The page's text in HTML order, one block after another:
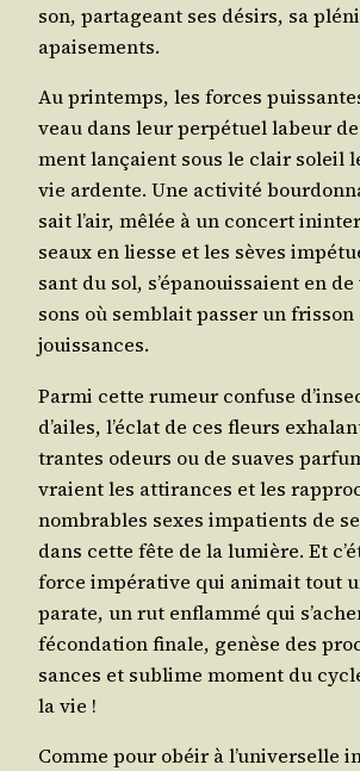
son, par­ta­geant ses dési­rs, sa
apaisements.
Au prin­temps, les forces
veau dans leur per­pé­tuel labeur
ment lan­çaient sous le clair soleil
vie ardente. Une acti­vi­té
sait l’air, mêlée à un concert
seaux en liesse et les sèves
sant du sol, s’é­pa­nouis­saient en
sons où sem­blait pas­ser un fris­son
jouissances.
Par­mi cette rumeur confuse
d’ailes, l’é­clat de ces fleurs
trantes odeurs ou de suaves
vraient les atti­rances et les
nom­brables sexes impa­tients de
dans cette fête de la lumière. Et
force impé­ra­tive qui ani­mait tout
pa­rate, un rut enflam­mé qui
fécon­da­tion finale, genèse des
sances et sublime moment du
la vie !
Comme pour obéir à l’u­ni­ver­selle